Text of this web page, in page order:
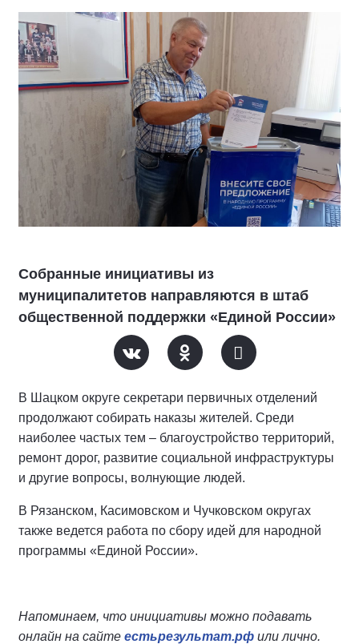
Собранные инициативы из
муниципалитетов направляются в штаб
общественной поддержки «Единой России»
В Шацком округе секретари первичных отделений
продолжают собирать наказы жителей. Среди
наиболее частых тем – благоустройство территорий,
ремонт дорог, развитие социальной инфраструктуры
и другие вопросы, волнующие людей.
В Рязанском, Касимовском и Чучковском округах
также ведется работа по сбору идей для народной
программы «Единой России».
Напоминаем, что инициативы можно подавать
онлайн на сайте естьрезультат.рф или лично.